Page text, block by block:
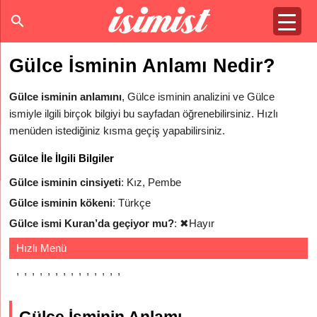
Gülce İsminin Anlamı Nedir?
Gülce isminin anlamını, Gülce isminin analizini ve Gülce
ismiyle ilgili birçok bilgiyi bu sayfadan öğrenebilirsiniz. Hızlı
menüden istediğiniz kısma geçiş yapabilirsiniz.
Gülce İle İlgili Bilgiler
Gülce isminin cinsiyeti: Kız, Pembe
Gülce isminin kökeni: Türkçe
Gülce ismi Kuran’da geçiyor mu?: ✖Hayır
Hızlı Menü